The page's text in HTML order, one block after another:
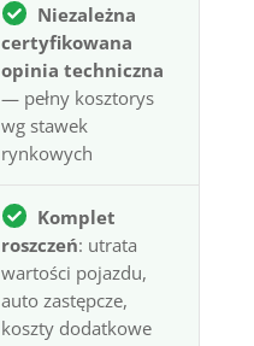
Niezależna
certyfikowana
opinia techniczna
— pełny kosztorys
wg stawek
rynkowych
Komplet
roszczeń: utrata
wartości pojazdu,
auto zastępcze,
koszty dodatkowe